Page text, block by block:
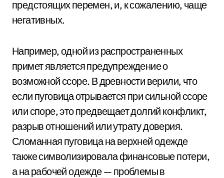
предстоящих перемен, и, к сожалению, чаще
негативных.
Например, одной из распространенных
примет является предупреждение о
возможной ссоре. В древности верили, что
если пуговица отрывается при сильной ссоре
или споре, это предвещает долгий конфликт,
разрыв отношений или утрату доверия.
Сломанная пуговица на верхней одежде
также символизировала финансовые потери,
а на рабочей одежде — проблемы в